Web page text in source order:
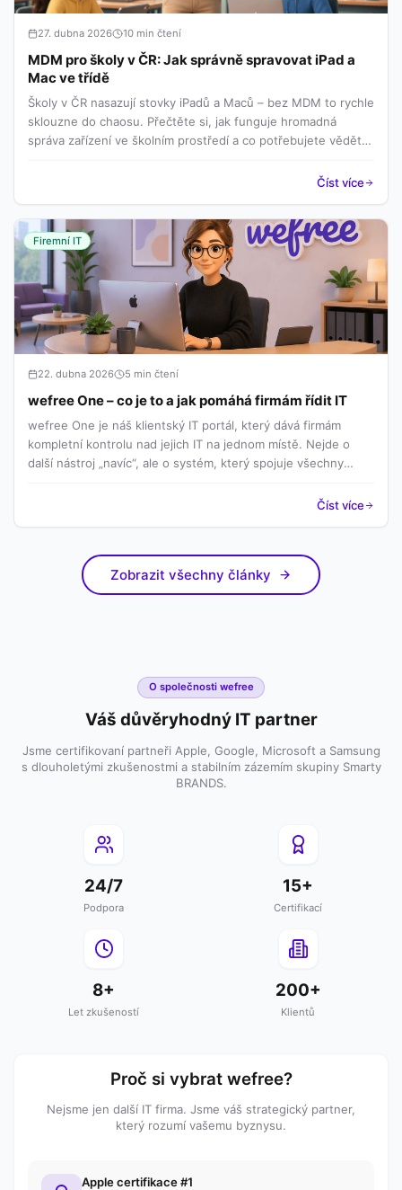
27. dubna 2026 10 min čtení
MDM pro školy v ČR: Jak správně spravovat iPad a
Mac ve třídě
Školy v ČR nasazují stovky iPadů a Maců – bez MDM to rychle
sklouzne do chaosu. Přečtěte si, jak funguje hromadná
správa zařízení ve školním prostředí a co potřebujete vědět
Číst více
Firemní IT
22. dubna 2026 5 min čtení
wefree One – co je to a jak pomáhá firmám řídit IT
wefree One je náš klientský IT portál, který dává firmám
kompletní kontrolu nad jejich IT na jednom místě. Nejde o
další nástroj „navíc“, ale o systém, který spojuje všechny
Číst více
Zobrazit všechny články
O společnosti wefree
Váš důvěryhodný IT partner
Jsme certifikovaní partneři Apple, Google, Microsoft a Samsung
s dlouholetými zkušenostmi a stabilním zázemím skupiny Smarty
BRANDS.
24/7
Podpora
15+
Certifikací
8+
Let zkušeností
200+
Klientů
Proč si vybrat wefree?
Nejsme jen další IT firma. Jsme váš strategický partner,
který rozumí vašemu byznysu.
Apple certifikace #1